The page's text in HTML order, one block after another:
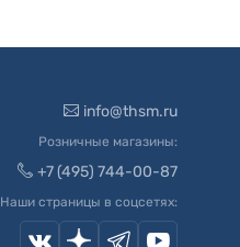
info@thsm.ru
Розничные магазины:
+7 (495) 744-00-87
Наши страницы в соцсетях: